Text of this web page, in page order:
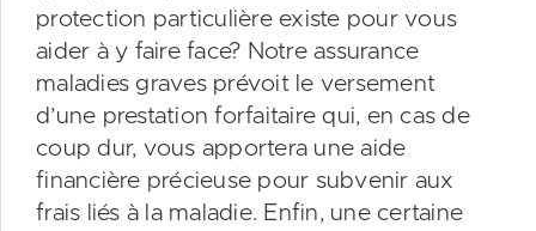
protection particulière existe pour vous
aider à y faire face? Notre assurance
maladies graves prévoit le versement
d’une prestation forfaitaire qui, en cas de
coup dur, vous apportera une aide
financière précieuse pour subvenir aux
frais liés à la maladie. Enfin, une certaine